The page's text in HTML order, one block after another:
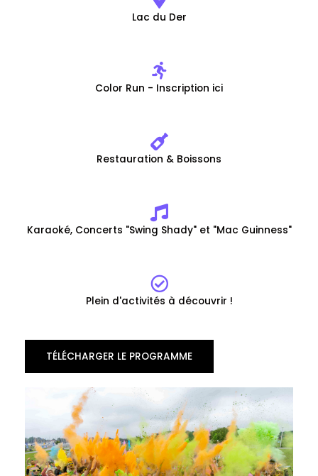
Lac du Der
Color Run - Inscription ici
Restauration & Boissons
Karaoké, Concerts "Swing Shady" et "Mac Guinness"
Plein d'activités à découvrir !
TÉLÉCHARGER LE PROGRAMME